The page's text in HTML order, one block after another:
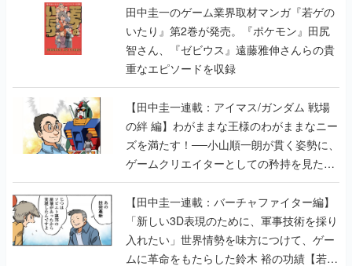
重なエピソードを収録
【田中圭一連載：アイマス/ガンダム 戦場
の絆 編】わがままな王様のわがままなニー
ズを満たす！──小山順一朗が貫く姿勢に、
ゲームクリエイターとしての矜持を見た
【若ゲのいたり最終回】
【田中圭一連載：バーチャファイター編】
「新しい3D表現のために、軍事技術を採り
入れたい」世界情勢を味方につけて、ゲー
ムに革命をもたらした鈴木 裕の功績【若ゲ
のいたり】
【田中圭一：若ゲのいたり】ゲーム開発統
合環境「Unreal Engine」最新バージョン